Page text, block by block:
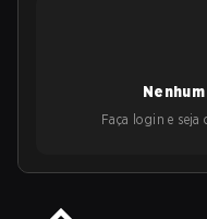
Faça login e seja